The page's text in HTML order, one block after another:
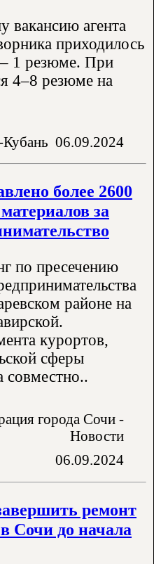
вакансию агента
приходилось
1 резюме. При
4–8 резюме на
06.09.2024
более 2600
за
по пресечению
районе на
курортов,
сферы
совместно..
города Сочи -
Новости
06.09.2024
ремонт
Сочи до начала